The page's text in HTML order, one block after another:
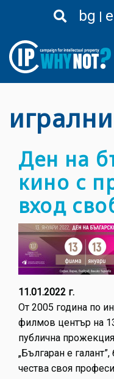
bg
Ден на
кино с
вход
11.01.2022 г.
От 2005 година по
филмов център на
публична
„Българан е
чества своя